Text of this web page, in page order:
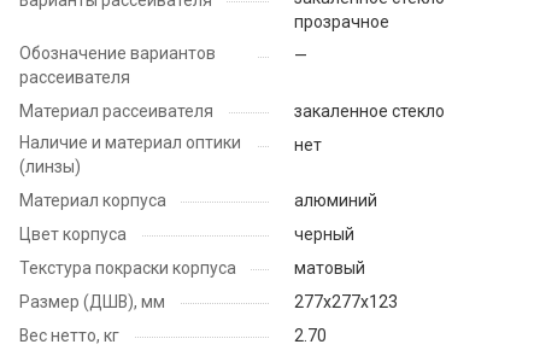
прозрачное
Обозначение вариантов
рассеивателя
—
Материал рассеивателя
закаленное стекло
Наличие и материал оптики
(линзы)
нет
Материал корпуса
алюминий
Цвет корпуса
черный
Текстура покраски корпуса
матовый
Размер (ДШВ), мм
277х277х123
Вес нетто, кг
2.70